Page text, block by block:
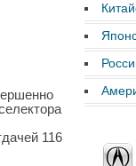
116